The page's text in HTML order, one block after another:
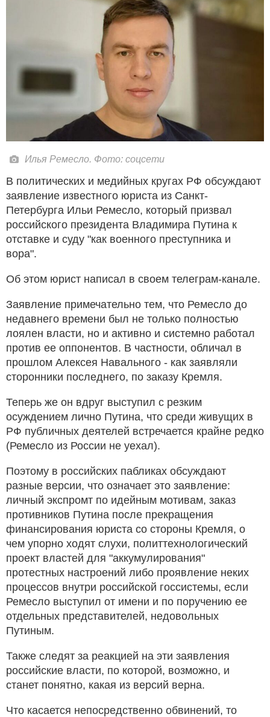
Илья Ремесло. Фото: соцсети
В политических и медийных кругах РФ обсуждают
заявление известного юриста из Санкт-
Петербурга Ильи Ремесло, который призвал
российского президента Владимира Путина к
отставке и суду "как военного преступника и
вора".
Об этом юрист написал в своем телеграм-канале.
Заявление примечательно тем, что Ремесло до
недавнего времени был не только полностью
лоялен власти, но и активно и системно работал
против ее оппонентов. В частности, обличал в
прошлом Алексея Навального - как заявляли
сторонники последнего, по заказу Кремля.
Теперь же он вдруг выступил с резким
осуждением лично Путина, что среди живущих в
РФ публичных деятелей встречается крайне редко
(Ремесло из России не уехал).
Поэтому в российских пабликах обсуждают
разные версии, что означает это заявление:
личный экспромт по идейным мотивам, заказ
противников Путина после прекращения
финансирования юриста со стороны Кремля, о
чем упорно ходят слухи, политтехнологический
проект властей для "аккумулирования"
протестных настроений либо проявление неких
процессов внутри российской госсистемы, если
Ремесло выступил от имени и по поручению ее
отдельных представителей, недовольных
Путиным.
Также следят за реакцией на эти заявления
российские власти, по которой, возможно, и
станет понятно, какая из версий верна.
Что касается непосредственно обвинений, то